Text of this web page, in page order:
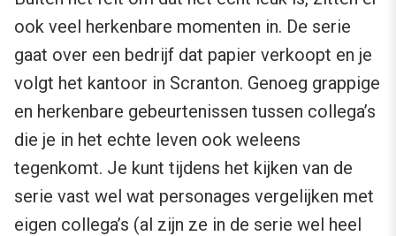
ook veel herkenbare momenten in. De serie
gaat over een bedrijf dat papier verkoopt en je
volgt het kantoor in Scranton. Genoeg grappige
en herkenbare gebeurtenissen tussen collega’s
die je in het echte leven ook weleens
tegenkomt. Je kunt tijdens het kijken van de
serie vast wel wat personages vergelijken met
eigen collega’s (al zijn ze in de serie wel heel